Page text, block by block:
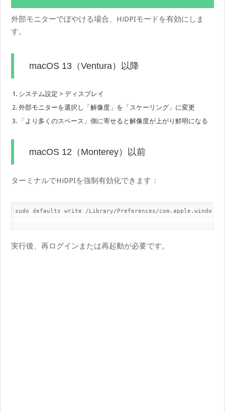
外部モニターでぼやける場合、HiDPIモードを有効にしま
す。
macOS 13（Ventura）以降
システム設定 > ディスプレイ
外部モニターを選択し「解像度」を「スケーリング」に変更
「より多くのスペース」側に寄せると解像度が上がり鮮明になる
macOS 12（Monterey）以前
ターミナルでHiDPIを強制有効化できます：
sudo defaults write /Library/Preferences/
実行後、再ログインまたは再起動が必要です。